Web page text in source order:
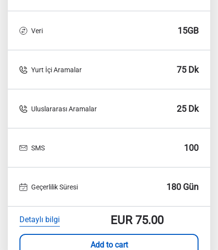
Veri 15GB
Yurt İçi Aramalar 75 Dk
Uluslararası Aramalar 25 Dk
SMS 100
Geçerlilik Süresi 180 Gün
Detaylı bilgi EUR75.00
Add to cart